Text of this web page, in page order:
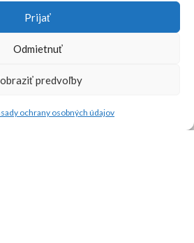
Prijať
Odmietnuť
predvoľby
ochrany osobných údajov
podmienky